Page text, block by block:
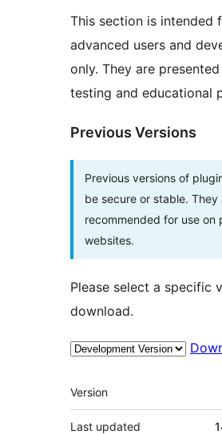
This section is intended
advanced users and
only. They are
testing and educational
Previous Versions
Previous versions of
be secure or stable. They
recommended for use on
websites.
Please select a specific
download.
Meta
Version
Last updated